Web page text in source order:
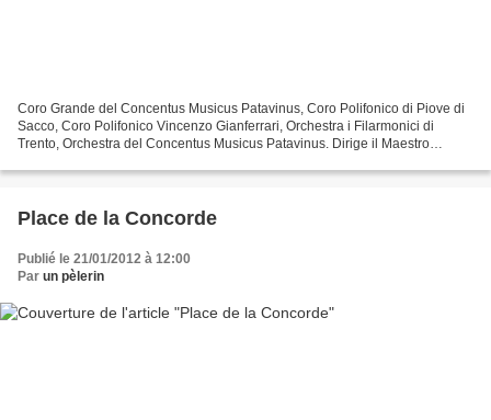
Coro Grande del Concentus Musicus Patavinus, Coro Polifonico di Piove di
Sacco, Coro Polifonico Vincenzo Gianferrari, Orchestra i Filarmonici di
Trento, Orchestra del Concentus Musicus Patavinus. Dirige il Maestro
Place de la Concorde
Publié le 21/01/2012 à 12:00
Par un pèlerin